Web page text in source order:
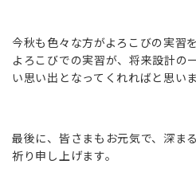
今秋も色々な方がよろこびの実習
よろこびでの実習が、将来設計の
い思い出となってくれればと思いま
最後に、皆さまもお元気で、深ま
祈り申し上げます。